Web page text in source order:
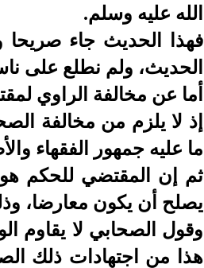
الله عليه وسلم.
فهذا الحديث جاء صريحا
الحديث، ولم نطلع على
أما عن مخالفة الراوي
إذ لا يلزم من مخالفة
ما عليه جمهور الفقهاء
ثم إن المقتضي للحكم
يصلح أن يكون معارضا،
وقول الصحابي لا يقاوم
هذا من اجتهادات ذلك